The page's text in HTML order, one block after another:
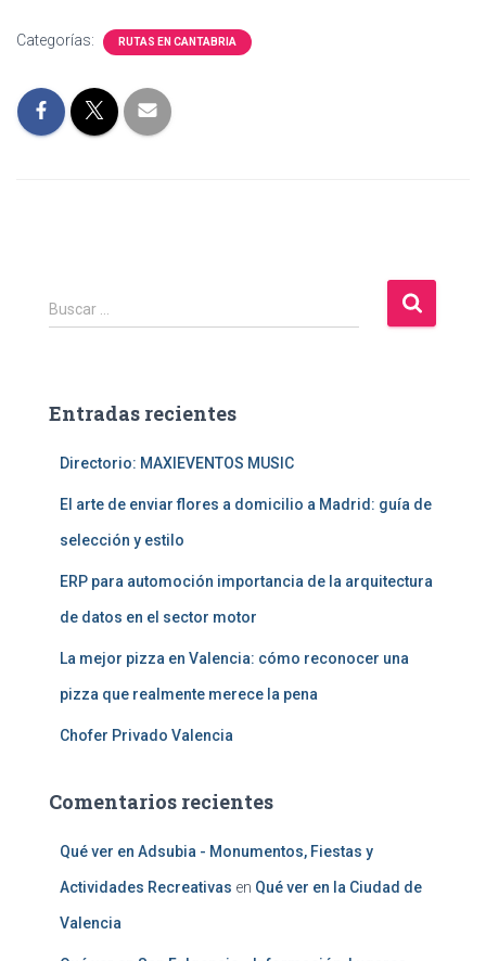
Categorías: RUTAS EN CANTABRIA
B
u
r
Buscar …
Entradas recientes
Directorio: MAXIEVENTOS MUSIC
El arte de enviar flores a domicilio a Madrid: guía de
selección y estilo
ERP para automoción importancia de la arquitectura
de datos en el sector motor
La mejor pizza en Valencia: cómo reconocer una
pizza que realmente merece la pena
Chofer Privado Valencia
Comentarios recientes
Qué ver en Adsubia - Monumentos, Fiestas y
Actividades Recreativas en Qué ver en la Ciudad de
Valencia